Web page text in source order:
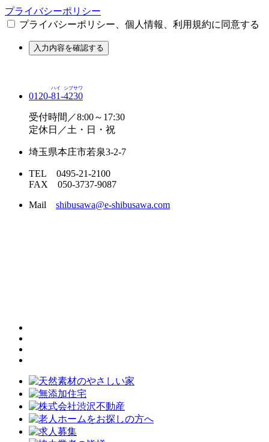
プライバシーポリシー
プライバシーポリシー、個人情報、利用規約に同意する
入力内容を確認する
0120-81
ハイ
-4230
シブサワ
受付時間／8:00～17:30
定休日／土・日・祝
埼玉県本庄市若泉3-2-7
TEL 0495-21-2100
FAX 050-3737-9087
Mail shibusawa@e-shibusawa.com